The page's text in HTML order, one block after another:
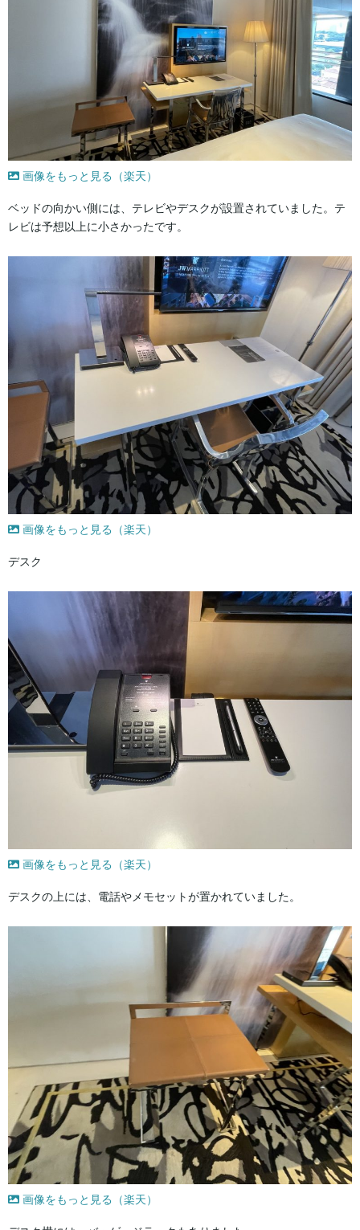
画像をもっと見る（楽天）
ベッドの向かい側には、テレビやデスクが設置されていました。テ
レビは予想以上に小さかったです。
画像をもっと見る（楽天）
デスク
画像をもっと見る（楽天）
デスクの上には、電話やメモセットが置かれていました。
画像をもっと見る（楽天）